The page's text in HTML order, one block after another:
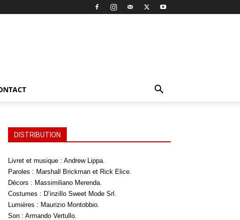
DISTRIBUTION
Livret et musique : Andrew Lippa.
Paroles : Marshall Brickman et Rick Elice.
Décors : Massimiliano Merenda.
Costumes : D’inzillo Sweet Mode Srl.
Lumières : Maurizio Montobbio.
Son : Armando Vertullo.